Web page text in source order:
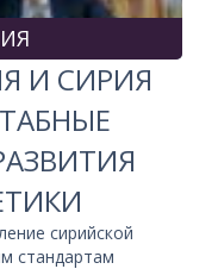
И СИРИЯ
сирийской
стандартам